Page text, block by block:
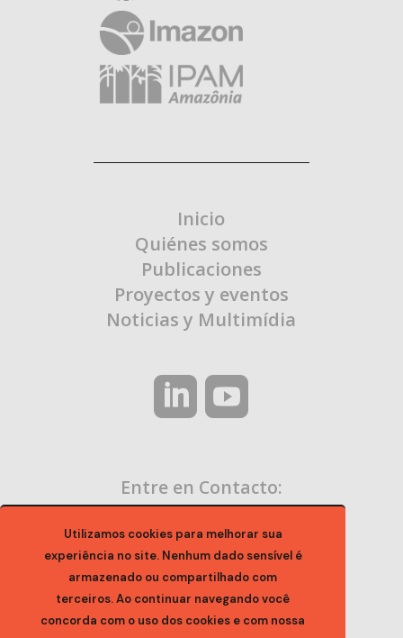
Utilizamos cookies para melhorar sua
experiência no site. Nenhum dado sensível é
armazenado ou compartilhado com
terceiros. Ao continuar navegando você
concorda com o uso dos cookies e com nossa
Inicio
Quiénes somos
Publicaciones
Proyectos y eventos
Noticias y Multimídia
Entre en Contacto: